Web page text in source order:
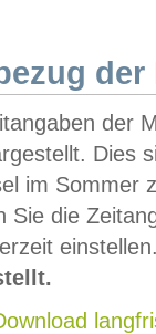
der
der
Dies
im Sommer
Sie die